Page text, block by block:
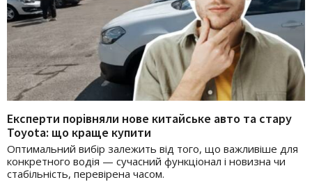
Експерти порівняли нове китайське авто та стару
Toyota: що краще купити
Оптимальний вибір залежить від того, що важливіше для
конкретного водія — сучасний функціонал і новизна чи
стабільність, перевірена часом.